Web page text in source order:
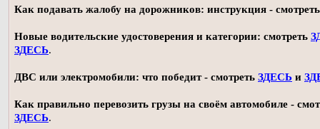
Как подавать жалобу на дорожников: инструкция -
Новые водительские удостоверения и категории: смотреть
ЗДЕСЬ.
ДВС или электромобили: что победит - смотреть ЗДЕСЬ и
Как правильно перевозить грузы на своём автомобиле -
ЗДЕСЬ.